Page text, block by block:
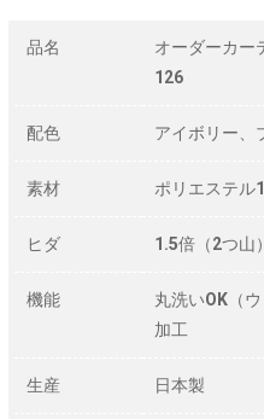
品名
オーダーカー
126
配色 アイボリー、
素材 ポリエステル
ヒダ 1.5倍（2つ山）
機能
丸洗いOK（
加工
生産 日本製